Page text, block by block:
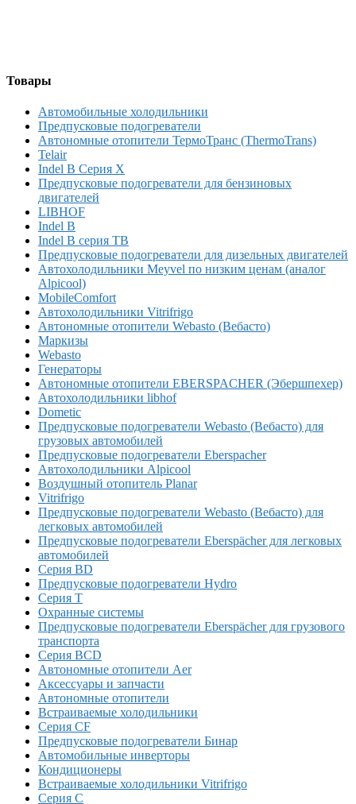
Товары
Автомобильные холодильники
Предпусковые подогреватели
Автономные отопители ТермоТранс (ThermoTrans)
Telair
Indel B Серия X
Предпусковые подогреватели для бензиновых
двигателей
LIBHOF
Indel B
Indel B серия TB
Предпусковые подогреватели для дизельных двигателей
Автохолодильники Meyvel по низким ценам (аналог
Alpicool)
MobileComfort
Автохолодильники Vitrifrigo
Автономные отопители Webasto (Вебасто)
Маркизы
Webasto
Генераторы
Автономные отопители EBERSPACHER (Эбершпехер)
Автохолодильники libhof
Dometic
Предпусковые подогреватели Webasto (Вебасто) для
грузовых автомобилей
Предпусковые подогреватели Eberspacher
Автохолодильники Alpicool
Воздушный отопитель Planar
Vitrifrigo
Предпусковые подогреватели Webasto (Вебасто) для
легковых автомобилей
Предпусковые подогреватели Eberspächer для легковых
автомобилей
Серия BD
Предпусковые подогреватели Hydro
Серия T
Охранные системы
Предпусковые подогреватели Eberspächer для грузового
транспорта
Серия BCD
Автономные отопители Аer
Аксессуары и запчасти
Автономные отопители
Встраиваемые холодильники
Серия CF
Предпусковые подогреватели Бинар
Автомобильные инверторы
Кондиционеры
Встраиваемые холодильники Vitrifrigo
Серия C